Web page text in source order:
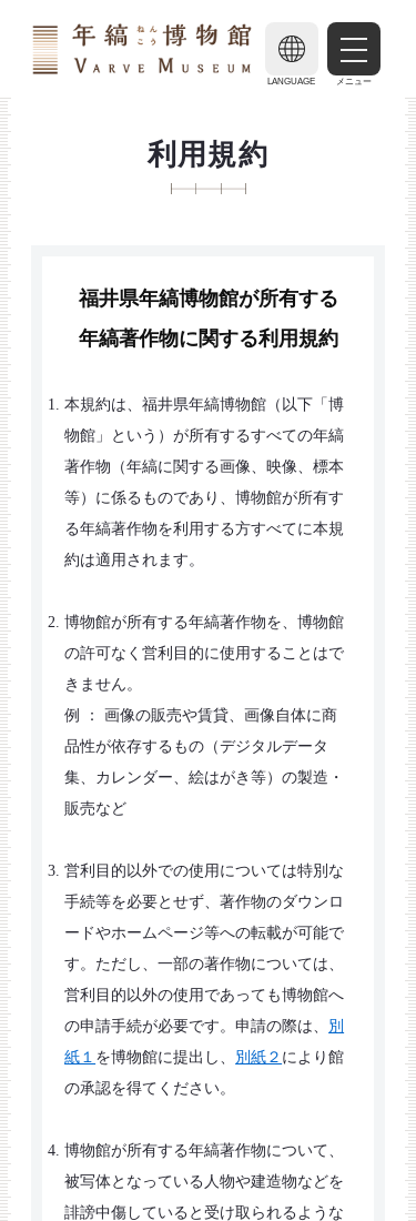
LANGUAGE メニュー
利用規約
福井県年縞博物館が所有する
年縞著作物に関する利用規約
本規約は、福井県年縞博物館（以下「博
物館」という）が所有するすべての年縞
著作物（年縞に関する画像、映像、標本
等）に係るものであり、博物館が所有す
る年縞著作物を利用する方すべてに本規
約は適用されます。
博物館が所有する年縞著作物を、博物館
の許可なく営利目的に使用することはで
きません。
例 ： 画像の販売や賃貸、画像自体に商
品性が依存するもの（デジタルデータ
集、カレンダー、絵はがき等）の製造・
販売など
営利目的以外での使用については特別な
手続等を必要とせず、著作物のダウンロ
ードやホームページ等への転載が可能で
す。ただし、一部の著作物については、
営利目的以外の使用であっても博物館へ
の申請手続が必要です。申請の際は、 別
紙１ を博物館に提出し、 別紙２ により館
の承認を得てください。
博物館が所有する年縞著作物について、
被写体となっている人物や建造物などを
誹謗中傷していると受け取られるような